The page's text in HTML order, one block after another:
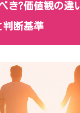
き?価値観の違
判断基準